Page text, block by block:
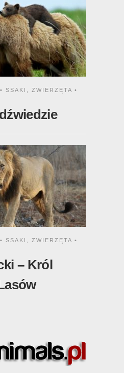
SSAKI ZWIERZĘTA •
SSAKI ZWIERZĘTA •
– Król